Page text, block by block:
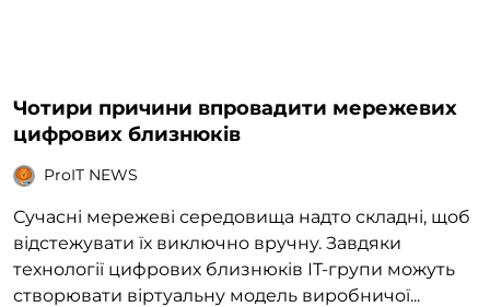
Чотири причини впровадити мережевих
цифрових близнюків
ProIT NEWS
Сучасні мережеві середовища надто складні, щоб
відстежувати їх виключно вручну. Завдяки
технології цифрових близнюків ІТ-групи можуть
створювати віртуальну модель виробничої...